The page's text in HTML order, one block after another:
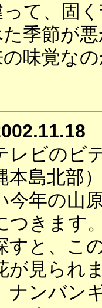
て、固
季節が
味覚な
レビのビ
本島北部
今年の山
つきます
すと、こ
が見られ
ナンバン